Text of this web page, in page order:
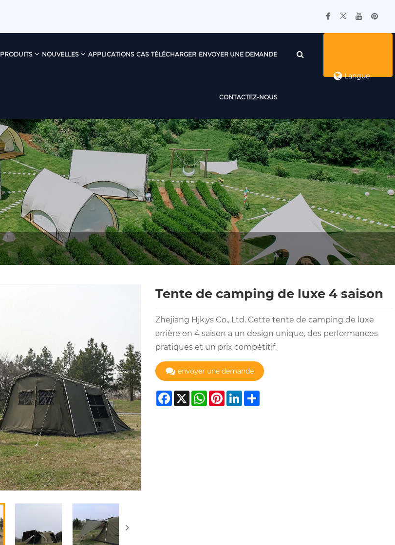
PRODUITS NOUVELLES APPLICATIONS CAS TÉLÉCHARGER ENVOYER UNE DEMANDE
CONTACTEZ-NOUS
Langue
Tente de camping de luxe 4 saison
Zhejiang Hjk.ys Co., Ltd. Cette tente de camping de luxe
arrière en 4 saison a un design unique, des performances
pratiques et un prix compétitif.
envoyer une demande
Facebook
X WhatsApp
Pinterest
LinkedIn
Share